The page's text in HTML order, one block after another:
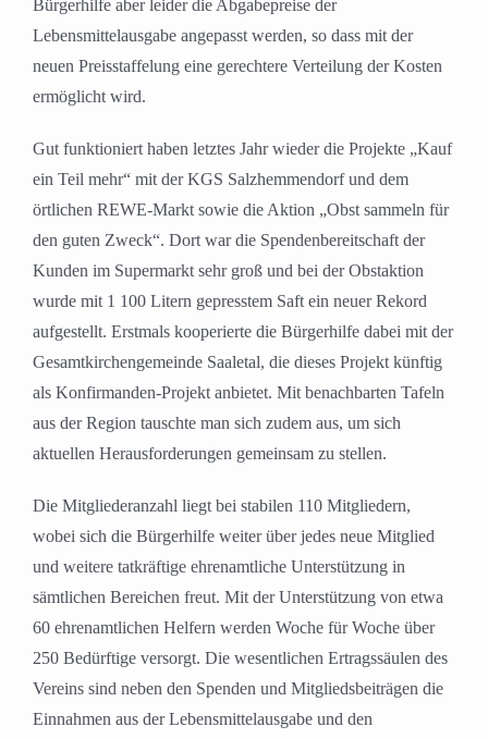
Bürgerhilfe aber leider die Abgabepreise der
Lebensmittelausgabe angepasst werden, so dass mit der
neuen Preisstaffelung eine gerechtere Verteilung der Kosten
ermöglicht wird.
Gut funktioniert haben letztes Jahr wieder die Projekte „Kauf
ein Teil mehr“ mit der KGS Salzhemmendorf und dem
örtlichen REWE-Markt sowie die Aktion „Obst sammeln für
den guten Zweck“. Dort war die Spendenbereitschaft der
Kunden im Supermarkt sehr groß und bei der Obstaktion
wurde mit 1 100 Litern gepresstem Saft ein neuer Rekord
aufgestellt. Erstmals kooperierte die Bürgerhilfe dabei mit der
Gesamtkirchengemeinde Saaletal, die dieses Projekt künftig
als Konfirmanden-Projekt anbietet. Mit benachbarten Tafeln
aus der Region tauschte man sich zudem aus, um sich
aktuellen Herausforderungen gemeinsam zu stellen.
Die Mitgliederanzahl liegt bei stabilen 110 Mitgliedern,
wobei sich die Bürgerhilfe weiter über jedes neue Mitglied
und weitere tatkräftige ehrenamtliche Unterstützung in
sämtlichen Bereichen freut. Mit der Unterstützung von etwa
60 ehrenamtlichen Helfern werden Woche für Woche über
250 Bedürftige versorgt. Die wesentlichen Ertragssäulen des
Vereins sind neben den Spenden und Mitgliedsbeiträgen die
Einnahmen aus der Lebensmittelausgabe und den